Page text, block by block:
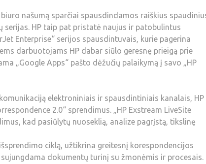
našumą sparčiai spausdindamos raiškius
serijas. HP taip pat pristatė naujus ir patobulintus
Enterprise“ serijos spausdintuvais, kurie pagerina
darbuotojams HP dabar siūlo geresnę prieigą prie
„Google Apps“ pašto dėžučių palaikymą į savo „HP
elektroniniais ir spausdintiniais kanalais, HP
2.0“ sprendimus. „HP Exstream LiveSite
kad pasiūlytų nuoseklią, analize pagrįstą, tikslinę
ciklą, užtikrina greitesnį korespondencijos
dokumentų turinį su žmonėmis ir procesais.